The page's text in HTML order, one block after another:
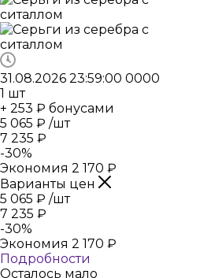
31.08.2026 23:59:00 0000
1 шт
+ 253 ₽ бонусами
5 065 ₽ /шт
7 235 ₽
-30%
Экономия 2 170 ₽
Варианты цен
5 065 ₽ /шт
7 235 ₽
-30%
Экономия 2 170 ₽
Подробности
Осталось мало